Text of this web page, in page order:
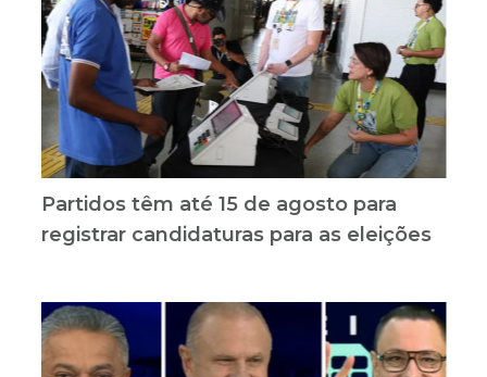
Partidos têm até 15 de agosto para
registrar candidaturas para as eleições